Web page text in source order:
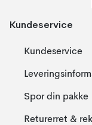
Kundeservice
Kundeservice
Spor din pakke
Returerret &